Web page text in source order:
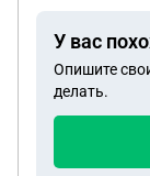
сын не
предоставил
У вас
Опишите
делать.